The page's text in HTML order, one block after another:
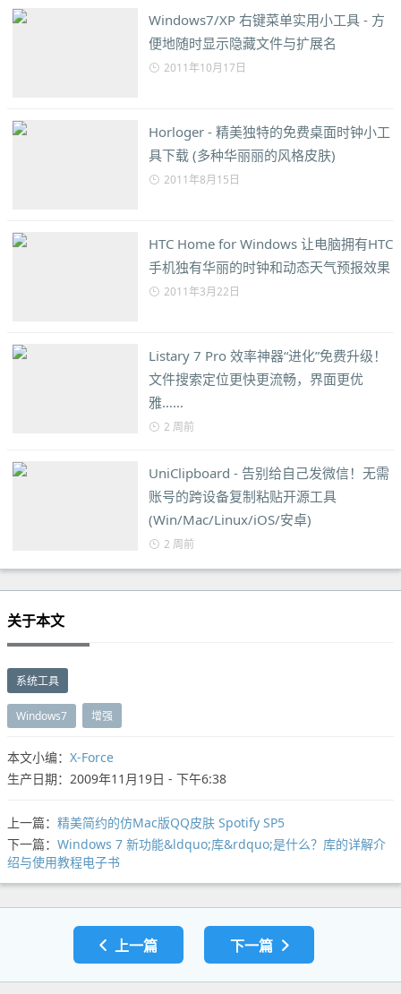
Windows7/XP 右键菜单实用小工具 - 方
便地随时显示隐藏文件与扩展名
2011年10月17日
Horloger - 精美独特的免费桌面时钟小工
具下载 (多种华丽丽的风格皮肤)
2011年8月15日
HTC Home for Windows 让电脑拥有HTC
手机独有华丽的时钟和动态天气预报效果
2011年3月22日
Listary 7 Pro 效率神器“进化”免费升级！
文件搜索定位更快更流畅，界面更优
雅……
2 周前
UniClipboard - 告别给自己发微信！无需
账号的跨设备复制粘贴开源工具
(Win/Mac/Linux/iOS/安卓)
2 周前
关于本文
系统工具
Windows7 增强
本文小编： X-Force
生产日期：2009年11月19日 - 下午6:38
上一篇： 精美简约的仿Mac版QQ皮肤 Spotify SP5
下一篇： Windows 7 新功能&ldquo;库&rdquo;是什么？库的详解介
绍与使用教程电子书
上一篇 下一篇